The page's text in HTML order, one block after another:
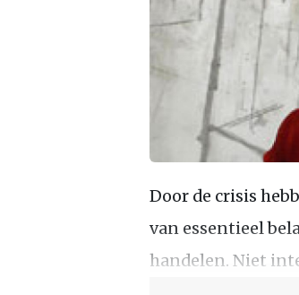
Door de crisis
van essentieel
handelen. Niet